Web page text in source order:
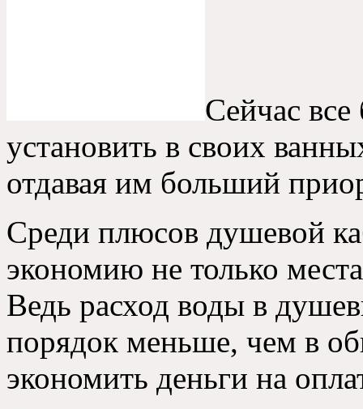
Сейчас
установить в своих
отдавая им больший
Среди плюсов душевой
экономию не только
Ведь расход воды в
порядок меньше, чем в
экономить деньги на